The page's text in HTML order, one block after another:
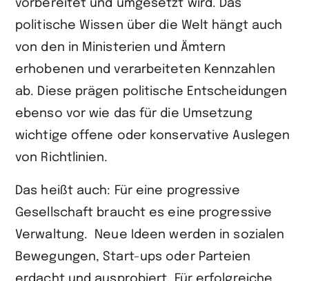
vorbereitet und umgesetzt wird. Das
politische Wissen über die Welt hängt auch
von den in Ministerien und Ämtern
erhobenen und verarbeite­ten Kennzahlen
ab. Diese prägen politische Entscheidungen
ebenso vor wie das für die Umsetzung
wichtige offene oder konservative Auslegen
von Richtlinien.
Das heißt auch: Für eine progressive
Gesellschaft braucht es eine progressive
Verwaltung. Neue Ideen werden in sozialen
Bewegungen, Start-ups oder Parteien